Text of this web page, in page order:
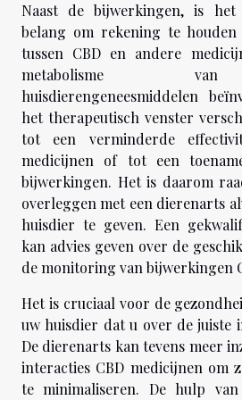
Naast de bijwerkingen, is
belang om rekening te
tussen CBD en andere
metabolisme
huisdierengeneesmiddelen
het therapeutisch venster
tot een verminderde
medicijnen of tot een
bijwerkingen. Het is daarom
overleggen met een dierenarts
huisdier te geven. Een
kan advies geven over de
de monitoring van bijwerkingen
Het is cruciaal voor de
uw huisdier dat u over de juiste
De dierenarts kan tevens meer
interacties CBD medicijnen om
te minimaliseren. De hulp